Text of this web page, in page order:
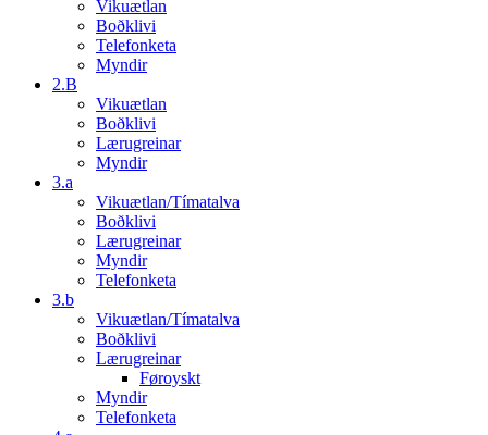
Vikuætlan
Boðklivi
Telefonketa
Myndir
2.B
Vikuætlan
Boðklivi
Lærugreinar
Myndir
3.a
Vikuætlan/Tímatalva
Boðklivi
Lærugreinar
Myndir
Telefonketa
3.b
Vikuætlan/Tímatalva
Boðklivi
Lærugreinar
Føroyskt
Myndir
Telefonketa